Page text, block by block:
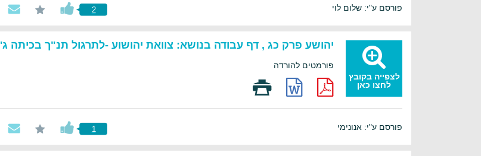
פורסם ע"י: שלום לוי 2
לצפייה בקובץ
לחצו כאן
יהושע פרק כג , דף עבודה בנושא: צוואת יהושוע -לתרגול תנ"ך בכיתה ג'
פורמטים להורדה
פורסם ע"י: אנונימי 1